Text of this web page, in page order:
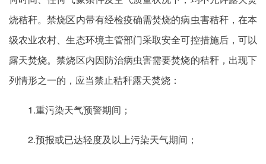
烧秸秆。禁烧区内带有经检疫确需焚烧的病虫害秸秆，在本
级农业农村、生态环境主管部门采取安全可控措施后，可以
露天焚烧。禁烧区内因防治病虫害需要焚烧的秸秆，出现下
列情形之一的，应当禁止秸秆露天焚烧：
1.重污染天气预警期间；
2.预报或已达轻度及以上污染天气期间；